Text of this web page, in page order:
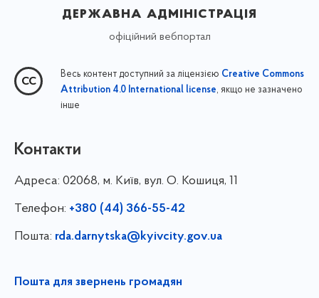
державна адміністрація
офіційний вебпортал
Весь контент доступний за ліцензією Creative Commons
Attribution 4.0 International license, якщо не зазначено
інше
Контакти
Адреса: 02068, м. Київ, вул. О. Кошиця, 11
Телефон: +380 (44) 366-55-42
Пошта: rda.darnytska@kyivcity.gov.ua
Пошта для звернень громадян